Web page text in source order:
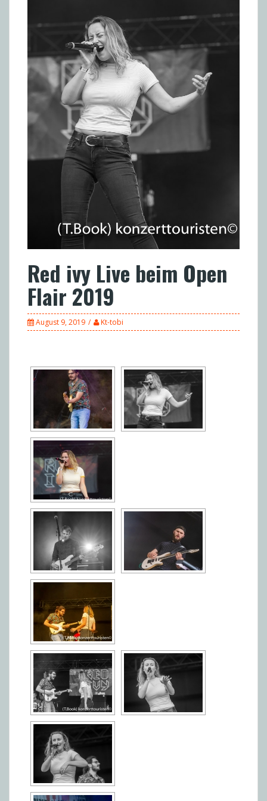
Red ivy Live beim Open
Flair 2019
August 9, 2019 Kt-tobi